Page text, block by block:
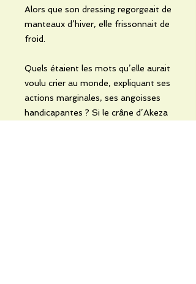
Alors que son dressing regorgeait de
manteaux d’hiver, elle frissonnait de
froid.
Quels étaient les mots qu’elle aurait
voulu crier au monde, expliquant ses
actions marginales, ses angoisses
handicapantes ? Si le crâne d’Akeza